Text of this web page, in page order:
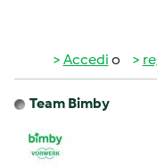
Accedi o
Team Bimby